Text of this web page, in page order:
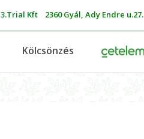
3.Trial Kft 2360 Gyál, Ady Endre u.27.
Kölcsönzés